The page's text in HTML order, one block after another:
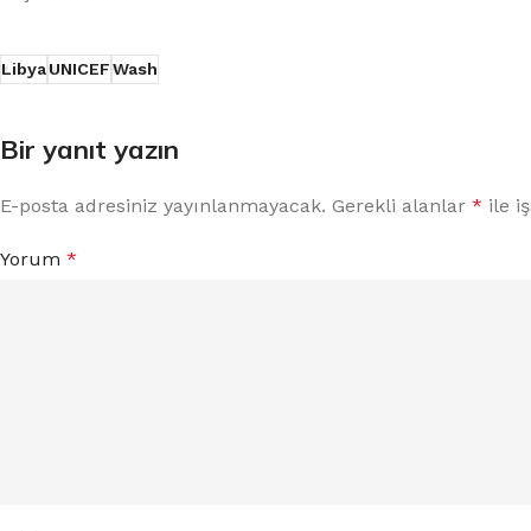
LibyaUNICEFWash
Bir yanıt yazın
E-posta adresiniz yayınlanmayacak. Gerekli alanlar * ile
Yorum *